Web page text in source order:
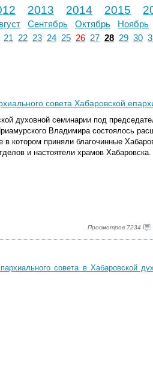
2013 2014 2015
Сентябрь Октябрь Ноябрь
21 22 23 24 25 26 27 28 29 30
совета Хабаровской
духовной семинарии под
Владимира состоялось
в котором приняли благочинные
и настоятели храмов Хабаровска.
Просмотров 7234
совета в Хабаровской